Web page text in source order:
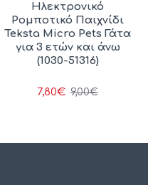
Ηλεκτρονικό
Ρομποτικό Παιχνίδι
Teksta Micro Pets Γάτα
για 3 ετών και άνω
(1030-51316)
7,80€ 9,00€